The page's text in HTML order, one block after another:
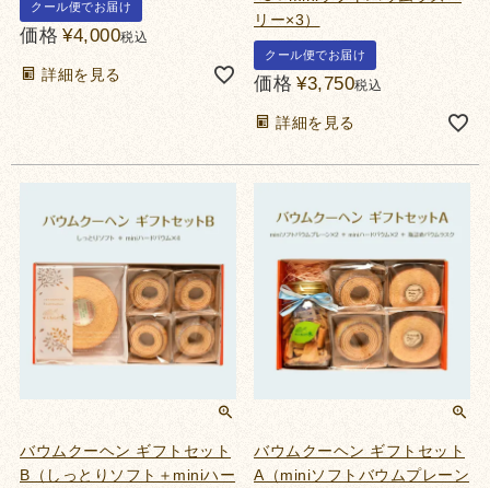
クール便でお届け
価格 ¥4,000税込
詳細を見る
リー×3）
クール便でお届け
価格 ¥3,750税込
詳細を見る
バウムクーヘン ギフトセット
B（しっとりソフト＋miniハー
バウムクーヘン ギフトセット
A（miniソフトバウムプレーン